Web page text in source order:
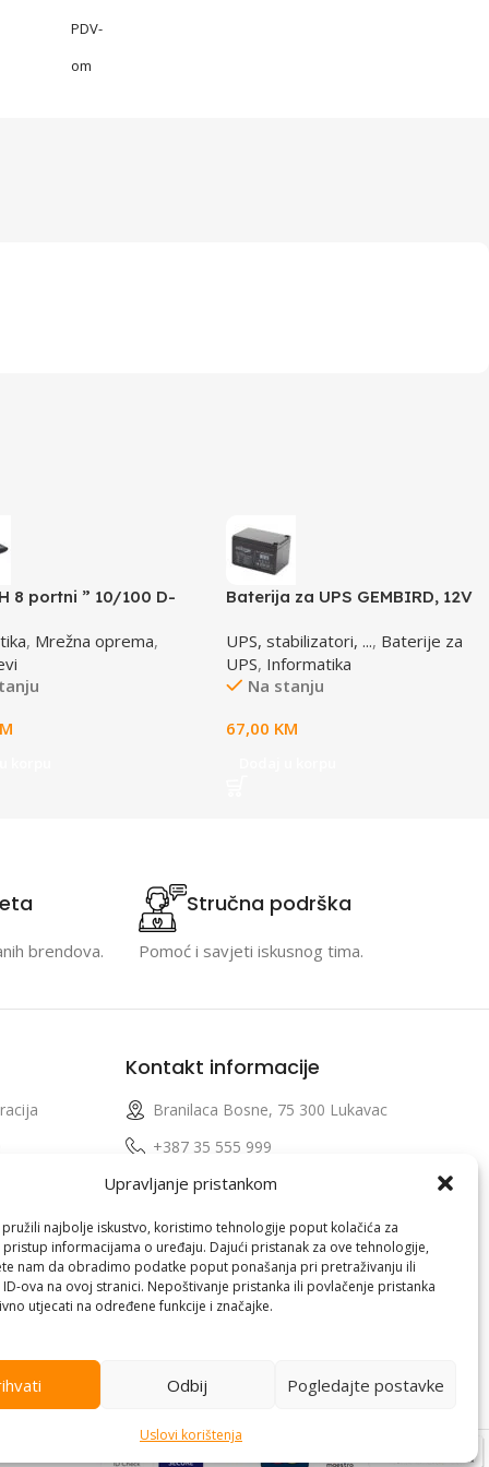
Upravljanje pristankom
najbolje iskustvo, koristimo tehnologije poput kolačića za
informacijama o uređaju. Dajući pristanak za ove tehnologije,
nam da obradimo podatke poput ponašanja pri pretraživanju ili
ova na ovoj stranici. Nepoštivanje pristanka ili povlačenje pristanka
utjecati na određene funkcije i značajke.
Odbij Pogledajte postavke
Uslovi korištenja
PDV-
om
8 portni ” 10/100 D-
, Mrežna oprema,
Baterija za UPS GEMBIRD, 12V
UPS, stabilizatori, ..., Baterije za
UPS, Informatika
Na stanju
67,00 KM
brendova.
Stručna podrška
Pomoć i savjeti iskusnog tima.
profila
Kontakt informacije
Branilaca Bosne, 75 300 Lukavac
+387 35 555 999
info@pconer.ba
ID: 4210115760008
PDV : 210115760008